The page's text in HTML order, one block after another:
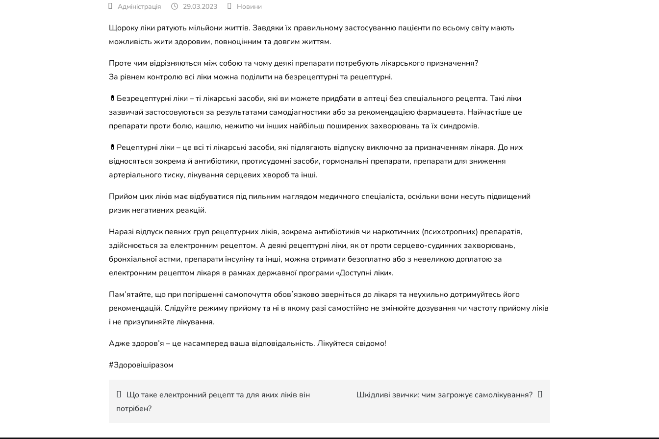
29.03.2023 Новини
Щороку ліки рятують мільйони життів. Завдяки їх правильному застосуванню пацієнти по всьому світу мають
можливість жити здоровим, повноцінним та довгим життям.
Проте чим відрізняються між собою та чому деякі препарати потребують лікарського призначення?
За рівнем контролю всі ліки можна поділити на безрецептурні та рецептурні.
💊Безрецептурні ліки – ті лікарські засоби, які ви можете придбати в аптеці без спеціального рецепта. Такі ліки
зазвичай застосовуються за результатами самодіагностики або за рекомендацією фармацевта. Найчастіше це
препарати проти болю, кашлю, нежитю чи інших найбільш поширених захворювань та їх синдромів.
💊Рецептурні ліки – це всі ті лікарські засоби, які підлягають відпуску виключно за призначенням лікаря. До них
відносяться зокрема й антибіотики, протисудомні засоби, гормональні препарати, препарати для зниження
артеріального тиску, лікування серцевих хвороб та інші.
Прийом цих ліків має відбуватися під пильним наглядом медичного спеціаліста, оскільки вони несуть підвищений
ризик негативних реакцій.
Наразі відпуск певних груп рецептурних ліків, зокрема антибіотиків чи наркотичних (психотропних) препаратів,
здійснюється за електронним рецептом. А деякі рецептурні ліки, як от проти серцево-судинних захворювань,
бронхіальної астми, препарати інсуліну та інші, можна отримати безоплатно або з невеликою доплатою за
електронним рецептом лікаря в рамках державної програми «Доступні ліки».
Пам’ятайте, що при погіршенні самопочуття обовʼязково зверніться до лікаря та неухильно дотримуйтесь його
рекомендацій. Слідуйте режиму прийому та ні в якому разі самостійно не змінюйте дозування чи частоту прийому ліків
і не призупиняйте лікування.
Адже здоров’я – це насамперед ваша відповідальність. Лікуйтеся свідомо!
#Здоровішіразом
Навігація
Що таке електронний рецепт та для яких ліків він
потрібен?
Шкідливі звички: чим загрожує самолікування?